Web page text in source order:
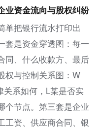
业资金流向与股权纠纷
单把银行流水打印出
套是资金穿透图：每一
同、什么收款方、最后
权与控制关系图：W
系如何，L某是否实
个节点。第三套是企业
工资、供应商合同、银